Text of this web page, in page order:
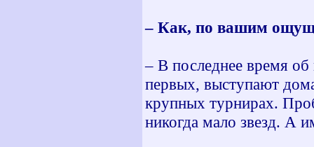
– Как, по вашим
– В последнее время
первых, выступают
крупных турнирах.
никогда мало звезд. А